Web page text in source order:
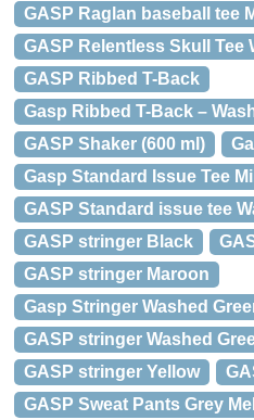
GASP Raglan baseball tee
GASP Relentless Skull Tee
GASP Ribbed T-Back
Gasp Ribbed T-Back –
GASP Shaker (600 ml)
Gasp Standard Issue Tee
GASP Standard issue tee
GASP stringer Black
GASP stringer Maroon
Gasp Stringer Washed
GASP stringer Washed
GASP stringer Yellow
GASP Sweat Pants Grey